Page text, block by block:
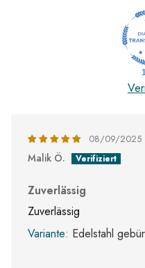
08/09/2025
Malik Ö.
Zuverlässig
Zuverlässig
Edelstahl